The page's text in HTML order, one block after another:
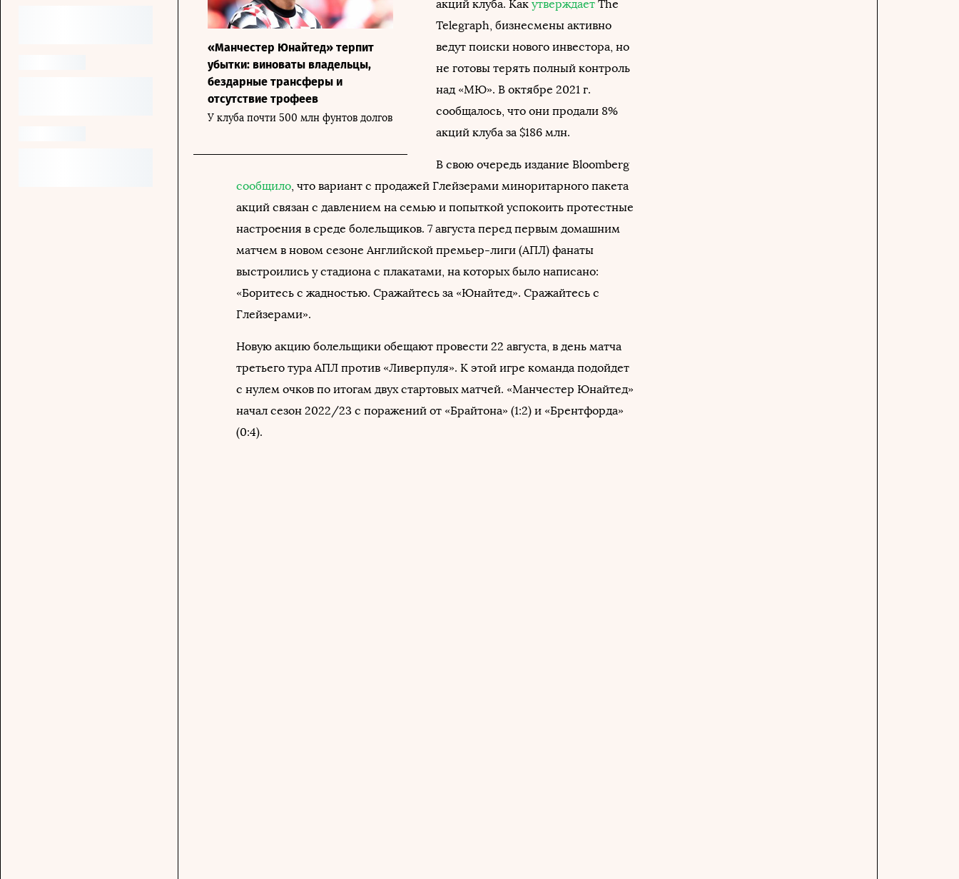
«Манчестер Юнайтед» терпит
убытки: виноваты владельцы,
бездарные трансферы и
отсутствие трофеев
У клуба почти 500 млн фунтов долгов
акций клуба. Как утверждает The
Telegraph, бизнесмены активно
ведут поиски нового инвестора, но
не готовы терять полный контроль
над «МЮ». В октябре 2021 г.
сообщалось, что они продали 8%
акций клуба за $186 млн.
В свою очередь издание Bloomberg
сообщило , что вариант с продажей Глейзерами миноритарного пакета
акций связан с давлением на семью и попыткой успокоить протестные
настроения в среде болельщиков. 7 августа перед первым домашним
матчем в новом сезоне Английской премьер-лиги (АПЛ) фанаты
выстроились у стадиона с плакатами, на которых было написано:
«Боритесь с жадностью. Сражайтесь за «Юнайтед». Сражайтесь с
Глейзерами».
Новую акцию болельщики обещают провести 22 августа, в день матча
третьего тура АПЛ против «Ливерпуля». К этой игре команда подойдет
с нулем очков по итогам двух стартовых матчей. «Манчестер Юнайтед»
начал сезон 2022/23 с поражений от «Брайтона» (1:2) и «Брентфорда»
(0:4).